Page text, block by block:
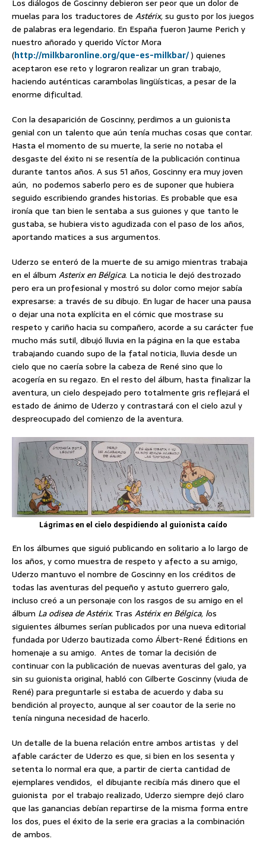
Los diálogos de Goscinny debieron ser peor que un dolor de
muelas para los traductores de Astérix,su gusto por los juegos
de palabras era legendario. En España fueron Jaume Perich y
nuestro añorado y querido Víctor Mora
(http://milkbaronline.org/que-es-milkbar/) quienes
aceptaron ese reto y lograron realizar un gran trabajo,
haciendo auténticas carambolas lingüísticas, a pesar de la
enorme dificultad.
Con la desaparición de Goscinny, perdimos a un guionista
genial con un talento que aún tenía muchas cosas que contar.
Hasta el momento de su muerte, la serie no notaba el
desgaste del éxito ni se resentía de la publicación continua
durante tantos años. A sus 51 años, Goscinny era muy joven
aún, no podemos saberlo pero es de suponer que hubiera
seguido escribiendo grandes historias. Es probable que esa
ironía que tan bien le sentaba a sus guiones y que tanto le
gustaba, se hubiera visto agudizada con el paso de los años,
aportando matices a sus argumentos.
Uderzo se enteró de la muerte de su amigo mientras trabaja
en el álbum Asterix en Bélgica. La noticia le dejó destrozado
pero era un profesional y mostró su dolor como mejor sabía
expresarse: a través de su dibujo. En lugar de hacer una pausa
o dejar una nota explícita en el cómic que mostrase su
respeto y cariño hacia su compañero, acorde a su carácter fue
mucho más sutil, dibujó lluvia en la página en la que estaba
trabajando cuando supo de la fatal noticia, lluvia desde un
cielo que no caería sobre la cabeza de René sino que lo
acogería en su regazo. En el resto del álbum, hasta finalizar la
aventura, un cielo despejado pero totalmente gris reflejará el
estado de ánimo de Uderzo y contrastará con el cielo azul y
despreocupado del comienzo de la aventura.
Lágrimas en el cielo despidiendo al guionista caído
En los álbumes que siguió publicando en solitario a lo largo de
los años, y como muestra de respeto y afecto a su amigo,
Uderzo mantuvo el nombre de Goscinny en los créditos de
todas las aventuras del pequeño y astuto guerrero galo,
incluso creó a un personaje con los rasgos de su amigo en el
álbum La odisea de Astérix. Tras Astérix en Bélgica, los
siguientes álbumes serían publicados por una nueva editorial
fundada por Uderzo bautizada como Álbert-René Éditions en
homenaje a su amigo. Antes de tomar la decisión de
continuar con la publicación de nuevas aventuras del galo, ya
sin su guionista original, habló con Gilberte Goscinny (viuda de
René) para preguntarle si estaba de acuerdo y daba su
bendición al proyecto, aunque al ser coautor de la serie no
tenía ninguna necesidad de hacerlo.
Un detalle de la buena relación entre ambos artistas y del
afable carácter de Uderzo es que, si bien en los sesenta y
setenta lo normal era que, a partir de cierta cantidad de
ejemplares vendidos, el dibujante recibía más dinero que el
guionista por el trabajo realizado, Uderzo siempre dejó claro
que las ganancias debían repartirse de la misma forma entre
los dos, pues el éxito de la serie era gracias a la combinación
de ambos.